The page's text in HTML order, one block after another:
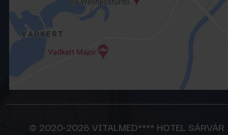
© 2020-2026 VITALMED**** HOTEL SÁRVÁR